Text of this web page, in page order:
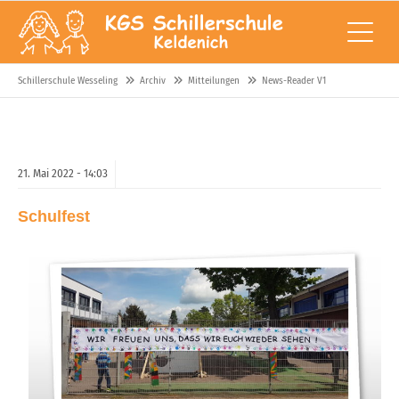
Schillerschule Wesseling Archiv Mitteilungen News-Reader V1
21. Mai 2022 - 14:03
Schulfest